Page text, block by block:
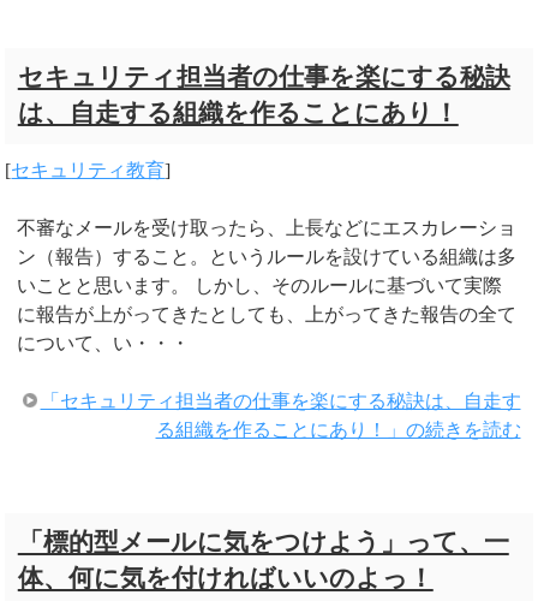
セキュリティ担当者の仕事を楽にする秘訣
は、自走する組織を作ることにあり！
[セキュリティ教育]
不審なメールを受け取ったら、上長などにエスカレーショ
ン（報告）すること。というルールを設けている組織は多
いことと思います。 しかし、そのルールに基づいて実際
に報告が上がってきたとしても、上がってきた報告の全て
について、い・・・
「セキュリティ担当者の仕事を楽にする秘訣は、自走す
る組織を作ることにあり！」の続きを読む
「標的型メールに気をつけよう」って、一
体、何に気を付ければいいのよっ！